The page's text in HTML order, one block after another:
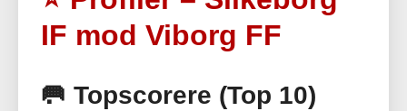
IF mod Viborg FF
🥅 Topscorere (Top 10)